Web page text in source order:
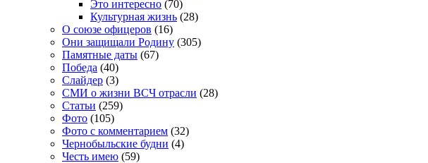
Это интересно (70)
Культурная жизнь (28)
О союзе офицеров (16)
Они защищали Родину (305)
Памятные даты (67)
Победа (40)
Слайдер (3)
СМИ о жизни ВСЧ отрасли (28)
Статьи (259)
Фото (105)
Фото с комментарием (32)
Чернобыльские будни (4)
Честь имею (59)